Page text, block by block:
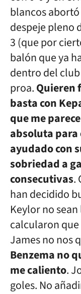
blancos
despeje pleno
3 (que por
balón que ya
dentro del
proa.Quieren
basta con
que me
absoluta para
ayudado con
sobriedad a
consecutivas.
han decidido
Keylor no
calcularon que
James no nos
Benzema no
me caliento.
goles. No